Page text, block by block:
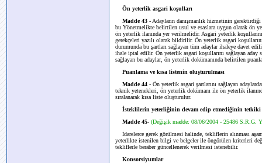
Ön yeterlik asgari koşulları
Madde 43 - Adayların danışmanlık hizmetinin
bu Yönetmelikte belirtilen usul ve esaslara uygun olarak ön
ön yeterlik ilanında yer verilmelidir. Asgari yeterlik
gerekçeleri yazılı olarak bildirilir. Ön yeterlik asgari koşullarını
durumunda bu şartları sağlayan tüm adaylar ihaleye davet
ihale iptal edilir. Ön yeterlik asgari koşullarını sağlayan aday
sağlayan bu adaylar, ön yeterlik dokümanında belirtilen
Puanlama ve kısa listenin oluşturulması
Madde 44 - Ön yeterlik asgari şartlarını sağlayan
teknik yetenekleri, ön yeterlik dokümanı ile ön yeterlik
sıralanarak kısa liste oluşturulur.
İsteklilerin yeterliğinin devam edip etmediğinin tetkiki
Madde 45- (Değişik madde: 08/06/2004 - 25486 S.R.G.
İdarelerce gerek görülmesi halinde, tekliflerin alınması
yeterlikte istenilen bilgi ve belgeler ile öngörülen kriterleri
tekliflerle beraber güncellenerek verilmesi istenebilir.
Konsorsiyumlar